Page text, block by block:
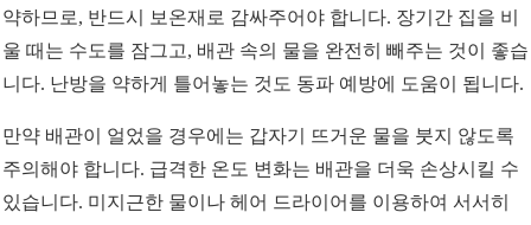
약하므로, 반드시 보온재로 감싸주어야 합니다. 장기간 집을 비
울 때는 수도를 잠그고, 배관 속의 물을 완전히 빼주는 것이 좋습
니다. 난방을 약하게 틀어놓는 것도 동파 예방에 도움이 됩니다.
만약 배관이 얼었을 경우에는 갑자기 뜨거운 물을 붓지 않도록
주의해야 합니다. 급격한 온도 변화는 배관을 더욱 손상시킬 수
있습니다. 미지근한 물이나 헤어 드라이어를 이용하여 서서히